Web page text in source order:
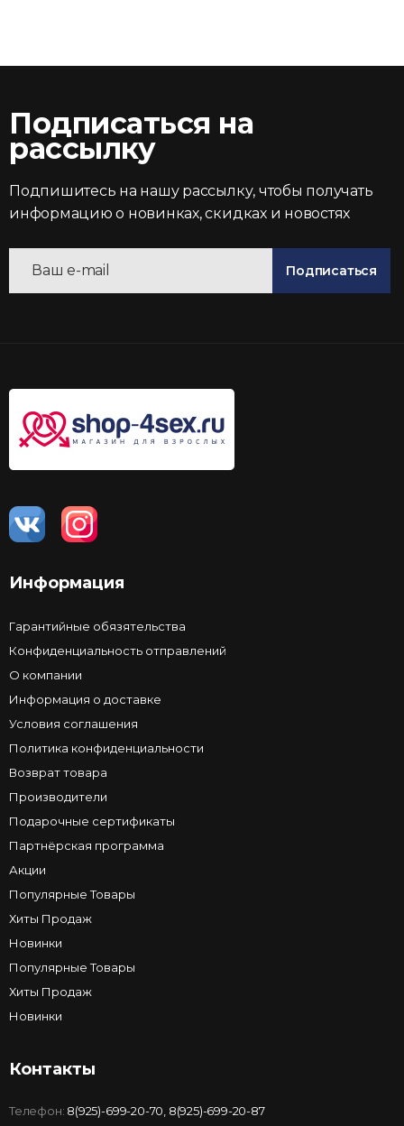
Подписаться на
рассылку
Подпишитесь на нашу рассылку, чтобы получать
информацию о новинках, скидках и новостях
Подписаться
Информация
Гарантийные обязятельства
Конфиденциальность отправлений
О компании
Информация о доставке
Условия соглашения
Политика конфиденциальности
Возврат товара
Производители
Подарочные сертификаты
Партнёрская программа
Акции
Популярные Товары
Хиты Продаж
Новинки
Популярные Товары
Хиты Продаж
Новинки
Контакты
Телефон: 8(925)-699-20-70 8(925)-699-20-87